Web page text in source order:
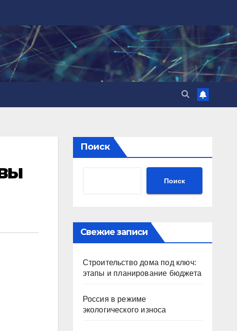
Поиск
Поиск
Свежие записи
Строительство дома под ключ:
этапы и планирование бюджета
Россия в режиме
экологического износа